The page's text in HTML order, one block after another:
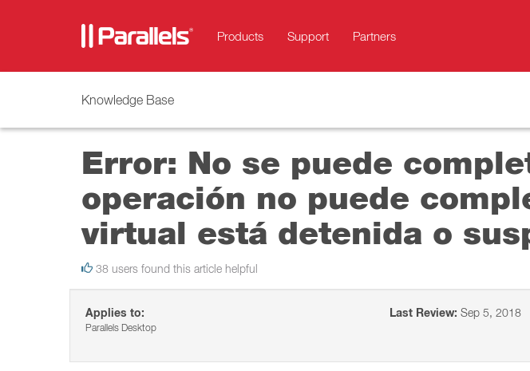
Products Support Partners
Knowledge Base
Error: No se puede
operación no puede
virtual está detenida o
38 users found this article helpful
Applies to:
Parallels Desktop
Last Review: Sep 5, 2018